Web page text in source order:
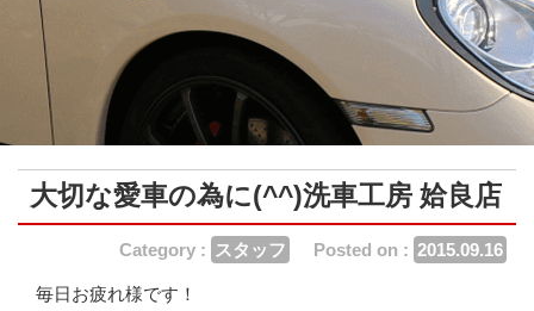
大切な愛車の為に(^^)洗車工房 姶良店
Category : スタッフ Posted on : 2015.09.16
毎日お疲れ様です！